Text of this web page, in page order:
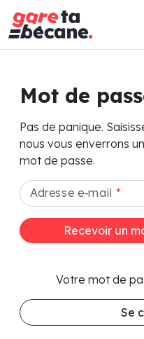
Mot de
Pas de panique.
nous vous enverrons
mot de passe.
Adresse e-mail *
Recevoir un
Votre mot de
Se